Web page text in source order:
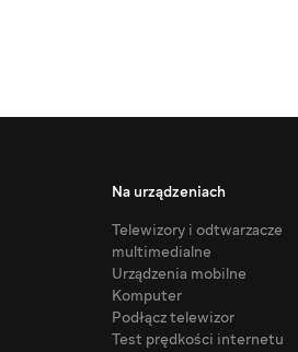
Na urządzeniach
Telewizory i odtwarzacze
multimedialne
Urządzenia mobilne
Komputer
Podłącz telewizor
Test prędkości internetu